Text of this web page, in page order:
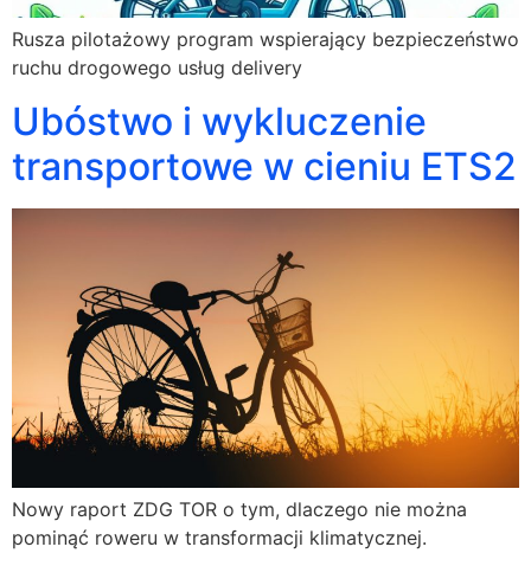
Rusza pilotażowy program wspierający bezpieczeństwo
ruchu drogowego usług delivery
Ubóstwo i wykluczenie
transportowe w cieniu ETS2
Nowy raport ZDG TOR o tym, dlaczego nie można
pominąć roweru w transformacji klimatycznej.